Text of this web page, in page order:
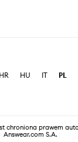
HR HU IT PL
chroniona prawem
Answear.com S.A.